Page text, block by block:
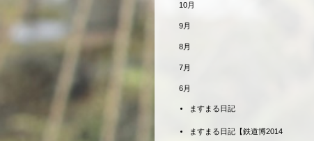
10月
9月
8月
7月
6月
ますまる日記
ますまる日記【鉄道博2014